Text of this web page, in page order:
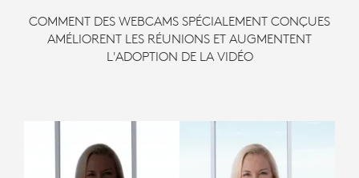
COMMENT DES WEBCAMS SPÉCIALEMENT CONÇUES
AMÉLIORENT LES RÉUNIONS ET AUGMENTENT
L'ADOPTION DE LA VIDÉO